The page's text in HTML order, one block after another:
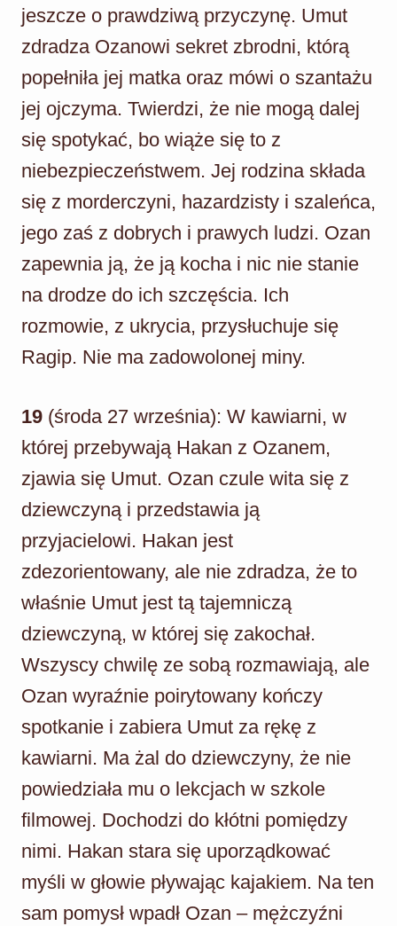
jeszcze o prawdziwą przyczynę. Umut
zdradza Ozanowi sekret zbrodni, którą
popełniła jej matka oraz mówi o szantażu
jej ojczyma. Twierdzi, że nie mogą dalej
się spotykać, bo wiąże się to z
niebezpieczeństwem. Jej rodzina składa
się z morderczyni, hazardzisty i szaleńca,
jego zaś z dobrych i prawych ludzi. Ozan
zapewnia ją, że ją kocha i nic nie stanie
na drodze do ich szczęścia. Ich
rozmowie, z ukrycia, przysłuchuje się
Ragip. Nie ma zadowolonej miny.
19 (środa 27 września): W kawiarni, w
której przebywają Hakan z Ozanem,
zjawia się Umut. Ozan czule wita się z
dziewczyną i przedstawia ją
przyjacielowi. Hakan jest
zdezorientowany, ale nie zdradza, że to
właśnie Umut jest tą tajemniczą
dziewczyną, w której się zakochał.
Wszyscy chwilę ze sobą rozmawiają, ale
Ozan wyraźnie poirytowany kończy
spotkanie i zabiera Umut za rękę z
kawiarni. Ma żal do dziewczyny, że nie
powiedziała mu o lekcjach w szkole
filmowej. Dochodzi do kłótni pomiędzy
nimi. Hakan stara się uporządkować
myśli w głowie pływając kajakiem. Na ten
sam pomysł wpadł Ozan – mężczyźni